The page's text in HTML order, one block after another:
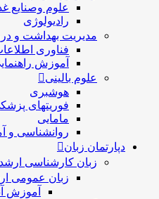
علوم وصنایع
رادیولوژی
مدیریت بهداشت و
فناوری
آموزش
علوم بالینی
هوشبری
فوریتهای
مامایی
روانشناسی و
دپارتمان زبان
زبان کارشناسی ارشد
زبان عمومی
آموزش